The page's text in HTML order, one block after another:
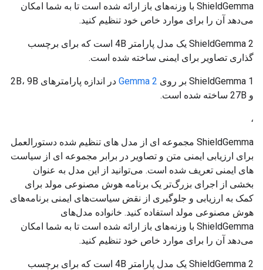
ShieldGemma با وزنه‌های باز ارائه شده است تا به شما امکان
می‌دهد آن را برای موارد خاص خود تنظیم کنید.
ShieldGemma 2 یک مدل پارامتر 4B است که برای برچسب
گذاری تصاویر برای ایمنی ساخته شده است.
ShieldGemma 1 بر روی Gemma 2
در اندازه پارامترهای 2B، 9B
و 27B ساخته شده است.
ShieldGemma مجموعه ای از مدل های تنظیم شده دستورالعمل
برای ارزیابی ایمنی متن و تصاویر در برابر مجموعه ای از سیاست
های ایمنی تعریف شده است. می‌توانید از این مدل به عنوان
بخشی از اجرای بزرگ‌تر یک برنامه هوش مصنوعی مولد برای
کمک به ارزیابی و جلوگیری از نقض سیاست‌های ایمنی برنامه‌های
هوش مصنوعی مولد استفاده کنید. خانواده مدل‌های
ShieldGemma با وزنه‌های باز ارائه شده است تا به شما امکان
می‌دهد آن را برای موارد خاص خود تنظیم کنید.
ShieldGemma 2 یک مدل پارامتر 4B است که برای برچسب